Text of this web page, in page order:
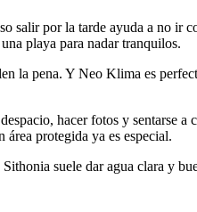
salir por la tarde ayuda a no ir
playa para nadar tranquilos.
la pena. Y Neo Klima es
hacer fotos y sentarse a
protegida ya es especial.
suele dar agua clara y